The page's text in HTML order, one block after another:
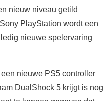
nieuw niveau getild
PlayStation wordt een
nieuwe spelervaring
nieuwe PS5 controller
DualShock 5 krijgt is nog